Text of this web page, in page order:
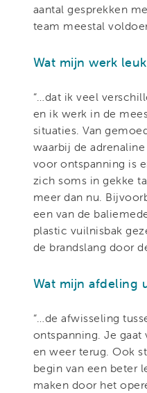
aantal gesprekken
team meestal
Wat mijn werk
“…dat ik veel
en ik werk in de
situaties. Van
waarbij de
voor ontspanning is
zich soms in gekke
meer dan nu.
een van de
plastic vuilnisbak
de brandslang door
Wat mijn afdeling
“…de afwisseling
ontspanning. Je gaat
en weer terug. Ook
begin van een beter
maken door het